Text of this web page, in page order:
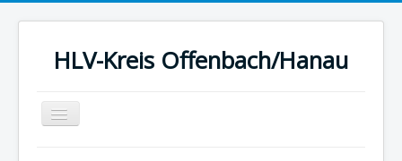
HLV-Kreis Offenbach/Hanau
Toggle
Navigation